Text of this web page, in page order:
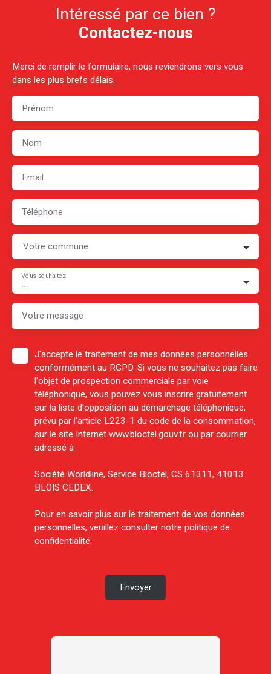
Intéressé par ce bien ?
Contactez-nous
Merci de remplir le formulaire, nous reviendrons vers vous
dans les plus brefs délais.
Prénom
Nom
Email
Téléphone
Votre commune
-
Vous souhaitez
Votre message
J'accepte le traitement de mes données personnelles
conformément au RGPD. Si vous ne souhaitez pas faire
l'objet de prospection commerciale par voie
téléphonique, vous pouvez vous inscrire gratuitement
sur la liste d'opposition au démarchage téléphonique,
prévu par l'article L223-1 du code de la consommation,
sur le site Internet www.bloctel.gouv.fr ou par courrier
adressé à :
Société Worldline, Service Bloctel, CS 61311, 41013
BLOIS CEDEX.
Pour en savoir plus sur le traitement de vos données
personnelles, veuillez consulter notre politique de
confidentialité.
Envoyer